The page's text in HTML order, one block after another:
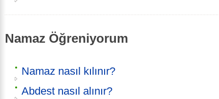
Namaz Öğreniyorum
Namaz nasıl kılınır?
Abdest nasıl alınır?